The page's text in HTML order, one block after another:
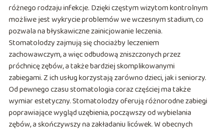
różnego rodzaju infekcje. Dzięki częstym wizytom kontrolnym
możliwe jest wykrycie problemów we wczesnym stadium, co
pozwala na błyskawiczne zainicjowanie leczenia.
Stomatolodzy zajmują się chociażby leczeniem
zachowawczym, a więc odbudową zniszczonych przez
próchnicę zębów, a także bardziej skomplikowanymi
zabiegami. Z ich usług korzystają zarówno dzieci, jak i seniorzy.
Od pewnego czasu stomatologia coraz częściej ma także
wymiar estetyczny. Stomatolodzy oferują różnorodne zabiegi
poprawiające wygląd uzębienia, począwszy od wybielania
zębów, a skończywszy na zakładaniu licówek. W obecnych